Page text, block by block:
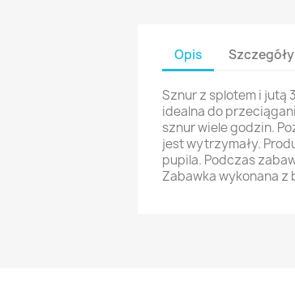
Opis
Sznur z splotem i jutą
idealna do
sznur wiele godzin.
jest wytrzymały.
pupila. Podczas
Zabawka wykonana z